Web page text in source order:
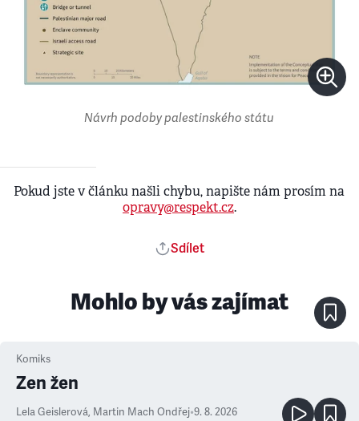
Návrh podoby palestinského státu
Pokud jste v článku našli chybu, napište nám prosím na
opravy@respekt.cz.
Sdílet
Mohlo by vás zajímat
Komiks
Zen žen
Lela Geislerová, Martin Mach Ondřej•9. 8. 2026